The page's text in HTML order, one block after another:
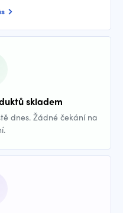
skladem
dnes. Žádné čekání na